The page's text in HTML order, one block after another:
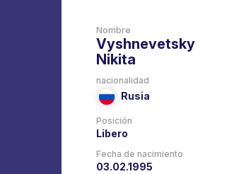
Nombre
Vyshnevetsky
Nikita
nacionalidad
Rusia
Posición
Libero
Fecha de nacimiento
03.02.1995